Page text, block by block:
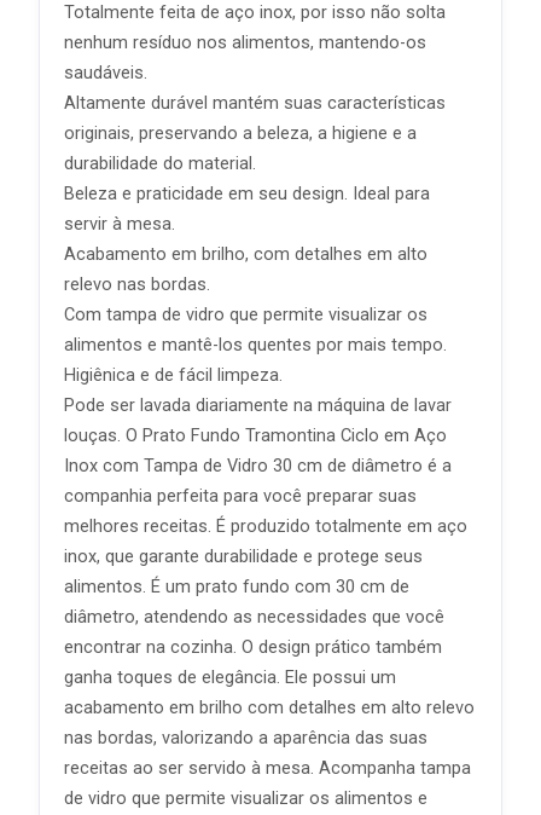
Totalmente feita de aço inox, por isso não solta
nenhum resíduo nos alimentos, mantendo-os
saudáveis.
Altamente durável mantém suas características
originais, preservando a beleza, a higiene e a
durabilidade do material.
Beleza e praticidade em seu design. Ideal para
servir à mesa.
Acabamento em brilho, com detalhes em alto
relevo nas bordas.
Com tampa de vidro que permite visualizar os
alimentos e mantê-los quentes por mais tempo.
Higiênica e de fácil limpeza.
Pode ser lavada diariamente na máquina de lavar
louças. O Prato Fundo Tramontina Ciclo em Aço
Inox com Tampa de Vidro 30 cm de diâmetro é a
companhia perfeita para você preparar suas
melhores receitas. É produzido totalmente em aço
inox, que garante durabilidade e protege seus
alimentos. É um prato fundo com 30 cm de
diâmetro, atendendo as necessidades que você
encontrar na cozinha. O design prático também
ganha toques de elegância. Ele possui um
acabamento em brilho com detalhes em alto relevo
nas bordas, valorizando a aparência das suas
receitas ao ser servido à mesa. Acompanha tampa
de vidro que permite visualizar os alimentos e